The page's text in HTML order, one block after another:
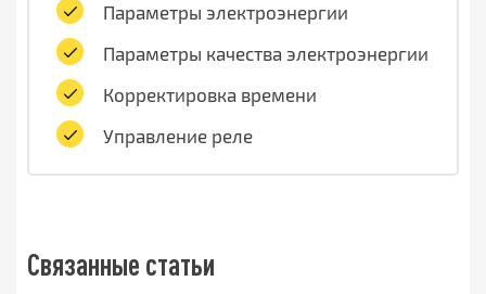
Параметры электроэнергии
Параметры качества электроэнергии
Корректировка времени
Управление реле
Связанные статьи